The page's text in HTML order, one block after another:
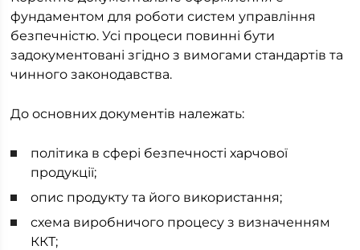
фундаментом для роботи систем управління
безпечністю. Усі процеси повинні бути
задокументовані згідно з вимогами стандартів та
чинного законодавства.
До основних документів належать:
політика в сфері безпечності харчової
продукції;
опис продукту та його використання;
схема виробничого процесу з визначенням
ККТ;